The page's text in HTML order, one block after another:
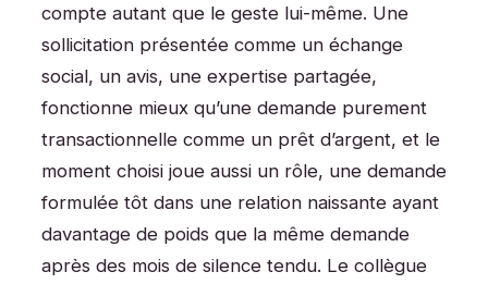
compte autant que le geste lui-même. Une
sollicitation présentée comme un échange
social, un avis, une expertise partagée,
fonctionne mieux qu’une demande purement
transactionnelle comme un prêt d’argent, et le
moment choisi joue aussi un rôle, une demande
formulée tôt dans une relation naissante ayant
davantage de poids que la même demande
après des mois de silence tendu. Le collègue